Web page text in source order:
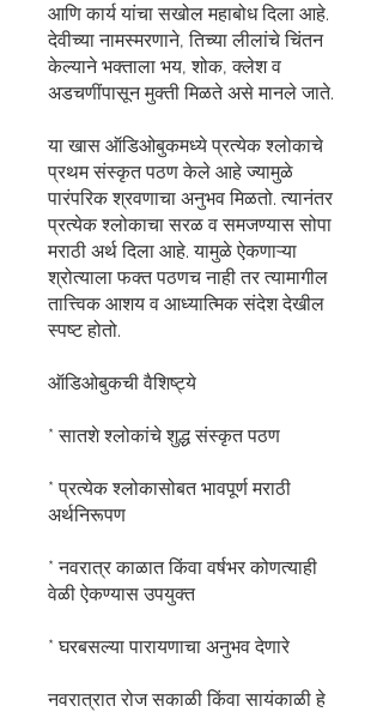
आणि कार्य यांचा सखोल महाबोध दिला आहे.
देवीच्या नामस्मरणाने, तिच्या लीलांचे चिंतन
केल्याने भक्ताला भय, शोक, क्लेश व
अडचणींपासून मुक्ती मिळते असे मानले जाते.
या खास ऑडिओबुकमध्ये प्रत्येक श्लोकाचे
प्रथम संस्कृत पठण केले आहे ज्यामुळे
पारंपरिक श्रवणाचा अनुभव मिळतो. त्यानंतर
प्रत्येक श्लोकाचा सरळ व समजण्यास सोपा
मराठी अर्थ दिला आहे. यामुळे ऐकणाऱ्या
श्रोत्याला फक्त पठणच नाही तर त्यामागील
तात्त्विक आशय व आध्यात्मिक संदेश देखील
स्पष्ट होतो.
ऑडिओबुकची वैशिष्ट्ये
* सातशे श्लोकांचे शुद्ध संस्कृत पठण
* प्रत्येक श्लोकासोबत भावपूर्ण मराठी
अर्थनिरूपण
* नवरात्र काळात किंवा वर्षभर कोणत्याही
वेळी ऐकण्यास उपयुक्त
* घरबसल्या पारायणाचा अनुभव देणारे
नवरात्रात रोज सकाळी किंवा सायंकाळी हे